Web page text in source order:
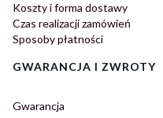
Koszty i forma dostawy
Czas realizacji zamówień
Sposoby płatności
GWARANCJA I ZWROTY
Gwarancja